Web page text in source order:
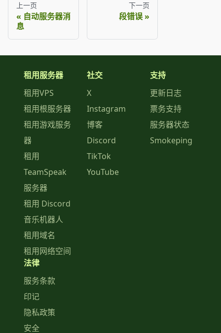
上一页
自动服务器消
息
下一页
段错误
租用服务器
租用VPS
租用根服务器
租用游戏服务
器
租用
TeamSpeak
服务器
租用 Discord
音乐机器人
租用域名
租用网络空间
社交
X
Instagram
博客
Discord
TikTok
YouTube
支持
更新日志
票务支持
服务器状态
Smokeping
法律
服务条款
印记
隐私政策
安全